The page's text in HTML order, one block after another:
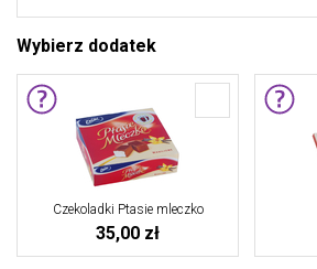
Wybierz dodatek
Czekoladki Ptasie mleczko
35,00 zł